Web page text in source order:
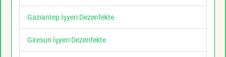
Gaziantep İşyeri Dezenfekte
Giresun İşyeri Dezenfekte